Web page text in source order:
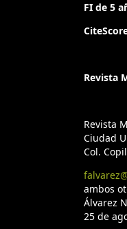
FI de 5
Revista
Revista
Ciudad
Col.
ambos
Álvarez
25 de